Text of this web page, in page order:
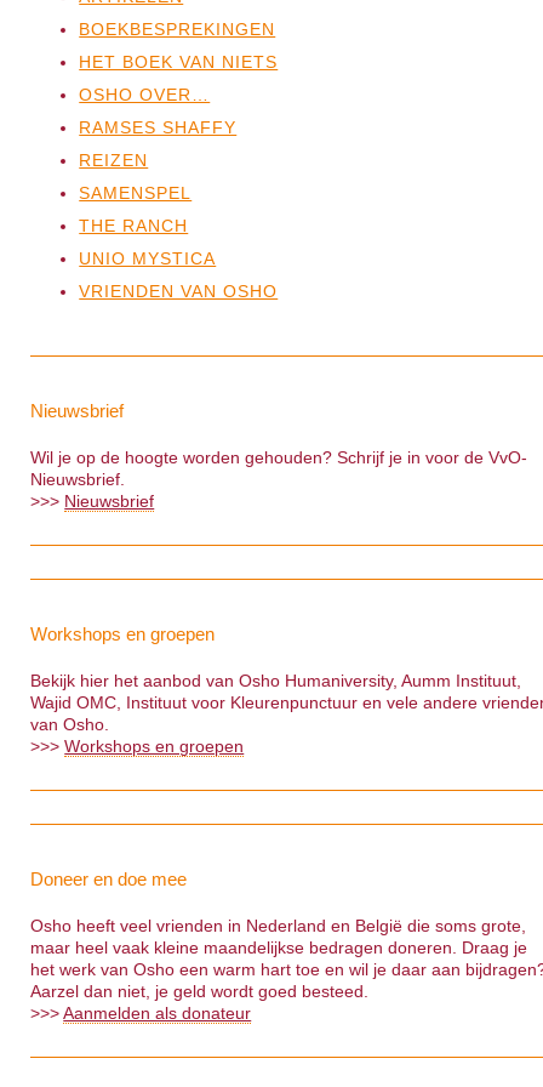
BOEKBESPREKINGEN
HET BOEK VAN NIETS
OSHO OVER…
RAMSES SHAFFY
REIZEN
SAMENSPEL
THE RANCH
UNIO MYSTICA
VRIENDEN VAN OSHO
Nieuwsbrief
Wil je op de hoogte worden gehouden? Schrijf je in voor de VvO-
Nieuwsbrief.
>>> Nieuwsbrief
Workshops en groepen
Bekijk hier het aanbod van Osho Humaniversity, Aumm Instituut,
Wajid OMC, Instituut voor Kleurenpunctuur en vele andere
van Osho.
>>>Workshops en groepen
Doneer en doe mee
Osho heeft veel vrienden in Nederland en België die soms grote,
maar heel vaak kleine maandelijkse bedragen doneren. Draag je
het werk van Osho een warm hart toe en wil je daar aan
Aarzel dan niet, je geld wordt goed besteed.
>>>Aanmelden als donateur